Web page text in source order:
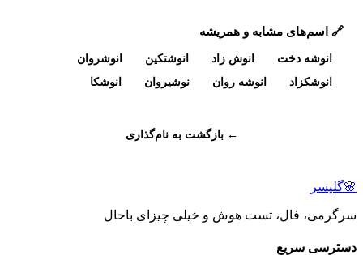
🔗 اسم‌های مشابه و همریشه
انوشه دخت انوش زاد انوشتکین
انوشروان
انوشکزاد
انوشه روان نوشیروان انوشکا
← بازگشت به نام‌گذاری
🌸گلپسر
سرگرمی، فال، تست هوش و خیلی چیزای باحال
دسترسی سریع